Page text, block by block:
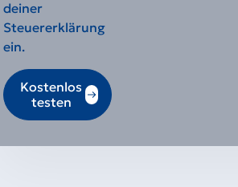
deiner
Steuererklärung
ein.
Kostenlos
testen